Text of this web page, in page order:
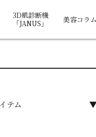
3D肌診断機
「JANUS」
美容コラム
テム